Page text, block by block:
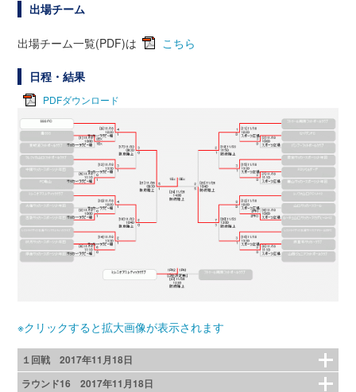
出場チーム
出場チーム一覧(PDF)は こちら
日程・結果
PDFダウンロード
※クリックすると拡大画像が表示されます
１回戦 2017年11月18日
ラウンド16 2017年11月18日